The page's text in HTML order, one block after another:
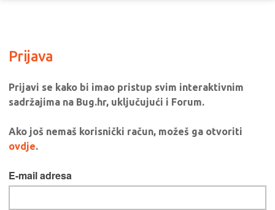
Prijava
Prijavi se kako bi imao pristup svim interaktivnim
sadržajima na Bug.hr, uključujući i Forum.
Ako još nemaš korisnički račun, možeš ga otvoriti
ovdje.
E-mail adresa